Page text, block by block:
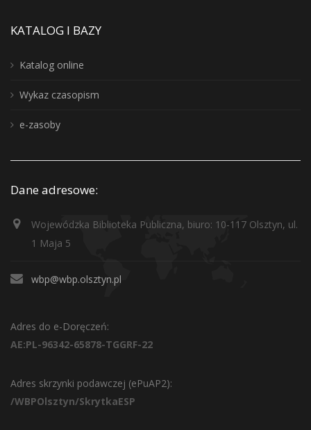
KATALOG I BAZY
Katalog online
Wykaz czasopism
e-zasoby
Dane adresowe:
Wojewódzka Biblioteka Publiczna, biuro: 10-117 Olsztyn, ul.
1 Maja 5
wbp@wbp.olsztyn.pl
Adres do e-Doręczeń:
AE:PL-96342-65878-TGGRF-22
Adres skrzynki podawczej (ePuAP2):
/WBPOlsztyn/SkrytkaESP